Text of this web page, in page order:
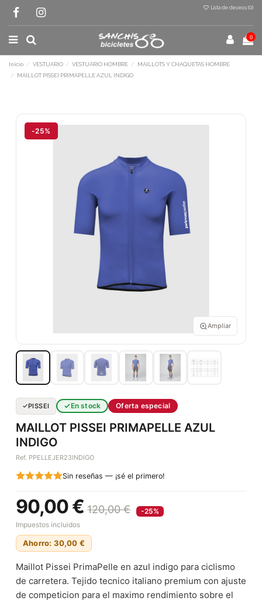
Lista de deseos (0)
0
Inicio VESTUARIO VESTUARIO HOMBRE
MAILLOTS Y CHAQUETAS HOMBRE
MAILLOT PISSEI PRIMAPELLE AZUL INDIGO
-25%
Ampliar
PISSEI En stock Oferta especial
MAILLOT PISSEI PRIMAPELLE AZUL
INDIGO
Ref. PPELLEJER23INDIGO
Sin reseñas — ¡sé el primero!
90,00 € 120,00 €
-25%
Impuestos incluidos
Ahorro: 30,00 €
Maillot Pissei PrimaPelle en azul indigo para ciclismo
de carretera. Tejido tecnico italiano premium con ajuste
de competicion para el maximo rendimiento sobre el
Terminal de consulta○ Motor activo -MAILLOT PISSEI
PRIMAPELLE AZUL INDIGO